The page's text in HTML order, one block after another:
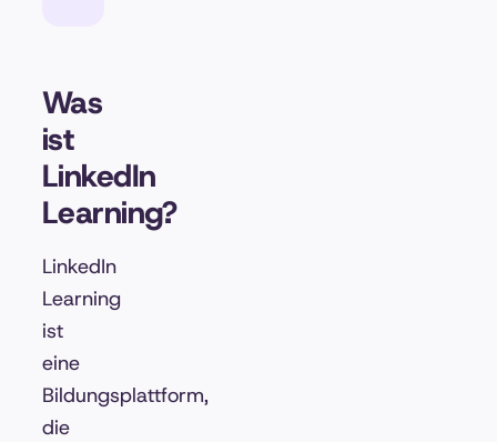
Was
ist
LinkedIn
Learning?
LinkedIn
Learning
ist
eine
Bildungsplattform,
die